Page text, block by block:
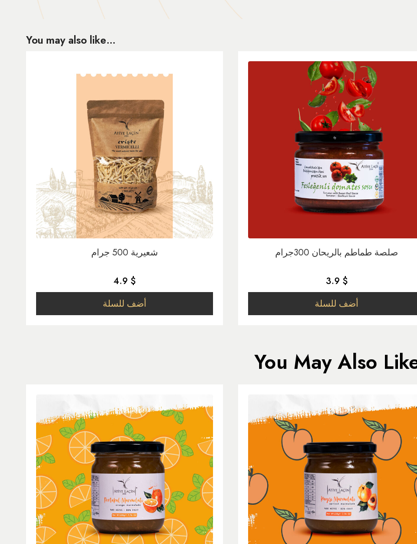
You may also like…
شعيرية 500 جرام
4.9 $
أضف للسلة
صلصة طماطم بالريحان 300جرام
3.9 $
أضف للسلة
You May Also